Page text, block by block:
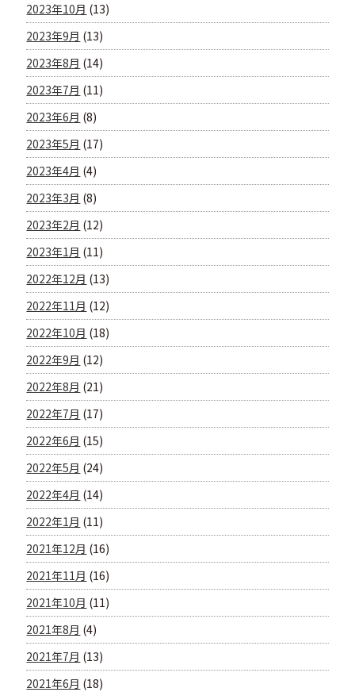
2023年10月 (13)
2023年9月 (13)
2023年8月 (14)
2023年7月 (11)
2023年6月 (8)
2023年5月 (17)
2023年4月 (4)
2023年3月 (8)
2023年2月 (12)
2023年1月 (11)
2022年12月 (13)
2022年11月 (12)
2022年10月 (18)
2022年9月 (12)
2022年8月 (21)
2022年7月 (17)
2022年6月 (15)
2022年5月 (24)
2022年4月 (14)
2022年1月 (11)
2021年12月 (16)
2021年11月 (16)
2021年10月 (11)
2021年8月 (4)
2021年7月 (13)
2021年6月 (18)